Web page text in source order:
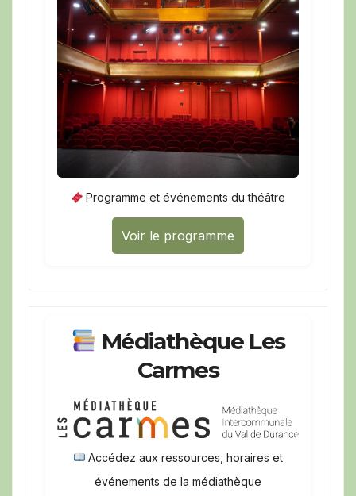
Programme et événements du théâtre
Voir le programme
Médiathèque Les
Carmes
Accédez aux ressources, horaires et
événements de la médiathèque